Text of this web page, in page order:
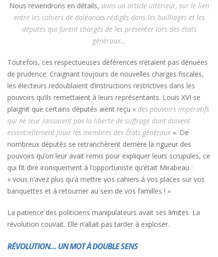
Nous reviendrons en détails, dans un article ultérieur, sur le lien
entre les cahiers de doléances rédigés dans les bailliages et les
députés qui furent chargés de les présenter lors des états
généraux…
Toutefois, ces respectueuses déférences n’étaient pas dénuées
de prudence. Craignant toujours de nouvelles charges fiscales,
les électeurs redoublaient d’instructions restrictives dans les
pouvoirs qu’ils remettaient à leurs représentants. Louis XVI se
plaignit que certains députés aient reçu « des pouvoirs impératifs
qui ne leur laissaient pas la liberté de suffrage dont doivent
essentiellement jouir les membres des États généraux ». De
nombreux députés se retranchèrent derrière la rigueur des
pouvoirs qu’on leur avait remis pour expliquer leurs scrupules, ce
qui fit dire ironiquement à l’opportuniste qu’était Mirabeau :
« vous n’avez plus qu’à mettre vos cahiers à vos places sur vos
banquettes et à retourner au sein de vos familles ! »
La patience des politiciens manipulateurs avait ses limites. La
révolution couvait. Elle n’allait pas tarder à exploser.
RÉVOLUTION… UN MOT À DOUBLE SENS